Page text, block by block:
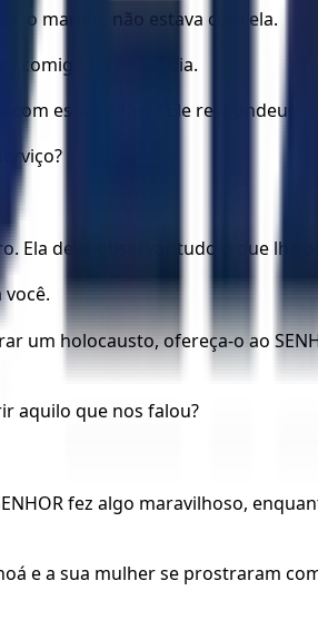
o marido, não estava com ela.
comigo no outro dia.
esta mulher? Ele respondeu: —
Ela deve observar tudo o que lhe
um holocausto, ofereça-o ao
aquilo que nos falou?
fez algo maravilhoso,
e a sua mulher se prostraram